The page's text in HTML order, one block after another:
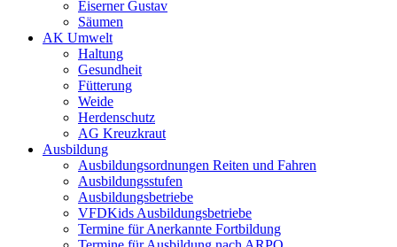
Eiserner Gustav
Säumen
AK Umwelt
Haltung
Gesundheit
Fütterung
Weide
Herdenschutz
AG Kreuzkraut
Ausbildung
Ausbildungsordnungen Reiten und Fahren
Ausbildungsstufen
Ausbildungsbetriebe
VFDKids Ausbildungsbetriebe
Termine für Anerkannte Fortbildung